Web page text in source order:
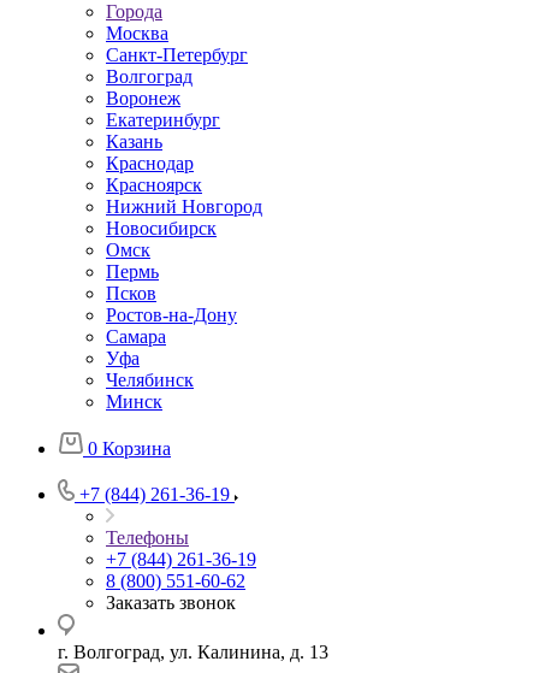
Города
Москва
Санкт-Петербург
Волгоград
Воронеж
Екатеринбург
Казань
Краснодар
Красноярск
Нижний Новгород
Новосибирск
Омск
Пермь
Псков
Ростов-на-Дону
Самара
Уфа
Челябинск
Минск
0 Корзина
+7 (844) 261-36-19
Телефоны
+7 (844) 261-36-19
8 (800) 551-60-62
Заказать звонок
г. Волгоград, ул. Калинина, д. 13